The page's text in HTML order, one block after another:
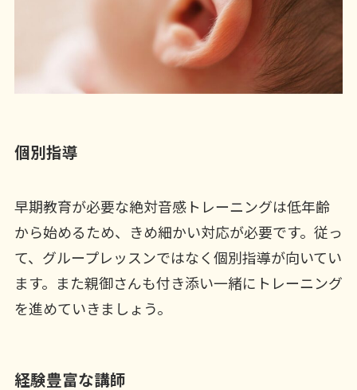
個別指導
早期教育が必要な絶対音感トレーニングは低年齢
から始めるため、きめ細かい対応が必要です。従っ
て、グループレッスンではなく個別指導が向いてい
ます。また親御さんも付き添い一緒にトレーニング
を進めていきましょう。
経験豊富な講師